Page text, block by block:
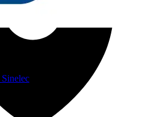
Sinelec